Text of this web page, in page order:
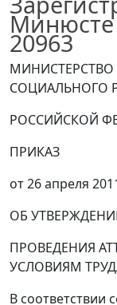
Минюсте
20963
МИНИСТЕРСТВО
СОЦИАЛЬНОГО
РОССИЙСКОЙ
ПРИКАЗ
от 26 апреля
ОБ
ПРОВЕДЕНИЯ
УСЛОВИЯМ
В соответствии